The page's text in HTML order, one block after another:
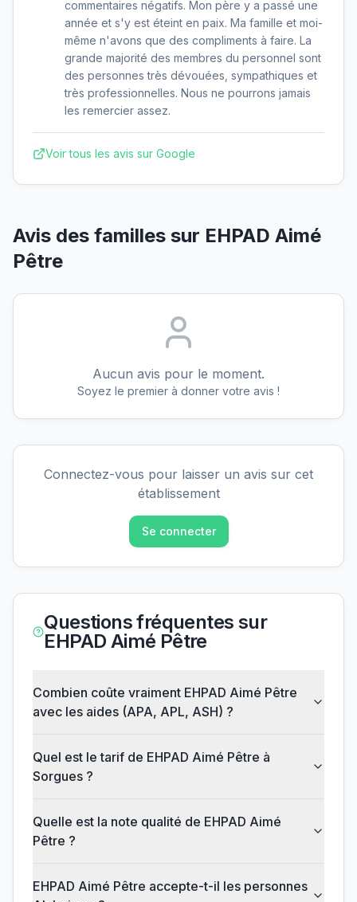
commentaires négatifs. Mon père y a passé une
année et s'y est éteint en paix. Ma famille et moi-
même n'avons que des compliments à faire. La
grande majorité des membres du personnel sont
des personnes très dévouées, sympathiques et
très professionnelles. Nous ne pourrons jamais
les remercier assez.
Voir tous les avis sur Google
Avis des familles sur EHPAD Aimé
Pêtre
Aucun avis pour le moment.
Soyez le premier à donner votre avis !
Connectez-vous pour laisser un avis sur cet
établissement
Se connecter
Questions fréquentes sur
EHPAD Aimé Pêtre
Combien coûte vraiment EHPAD Aimé Pêtre
avec les aides (APA, APL, ASH) ?
Quel est le tarif de EHPAD Aimé Pêtre à
Sorgues ?
Quelle est la note qualité de EHPAD Aimé
Pêtre ?
EHPAD Aimé Pêtre accepte-t-il les personnes